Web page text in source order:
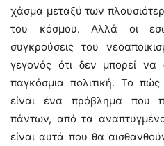
χάσμα μεταξύ των
του κόσμου. Αλλά οι
συγκρούσεις του
γεγονός ότι δεν μπορεί να
παγκόσμια πολιτική. Το
είναι ένα πρόβλημα που
πάντων, από τα
είναι αυτά που θα